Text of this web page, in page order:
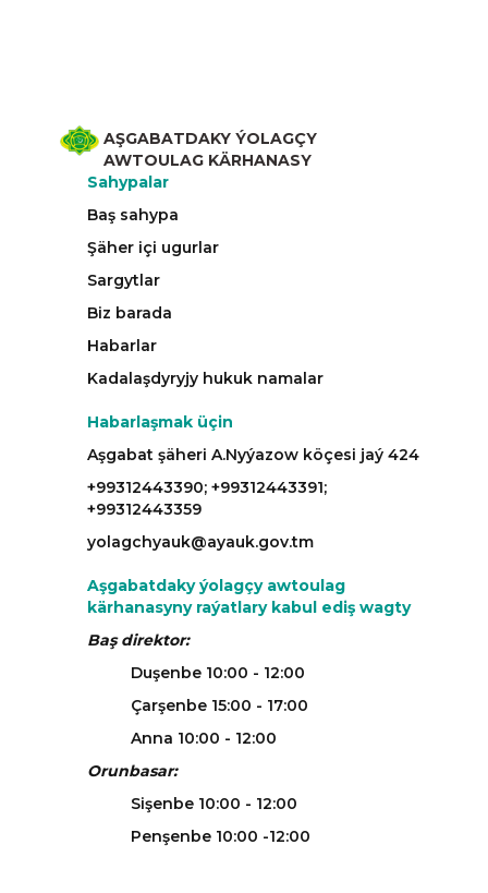
AŞGABATDAKY ÝOLAGÇY
AWTOULAG KÄRHANASY
Sahypalar
Baş sahypa
Şäher içi ugurlar
Sargytlar
Biz barada
Habarlar
Kadalaşdyryjy hukuk namalar
Habarlaşmak üçin
Aşgabat şäheri A.Nyýazow köçesi jaý 424
+99312443390; +99312443391;
+99312443359
yolagchyauk@ayauk.gov.tm
Aşgabatdaky ýolagçy awtoulag
kärhanasyny raýatlary kabul ediş wagty
Baş direktor:
Duşenbe 10:00 - 12:00
Çarşenbe 15:00 - 17:00
Anna 10:00 - 12:00
Orunbasar:
Sişenbe 10:00 - 12:00
Penşenbe 10:00 -12:00